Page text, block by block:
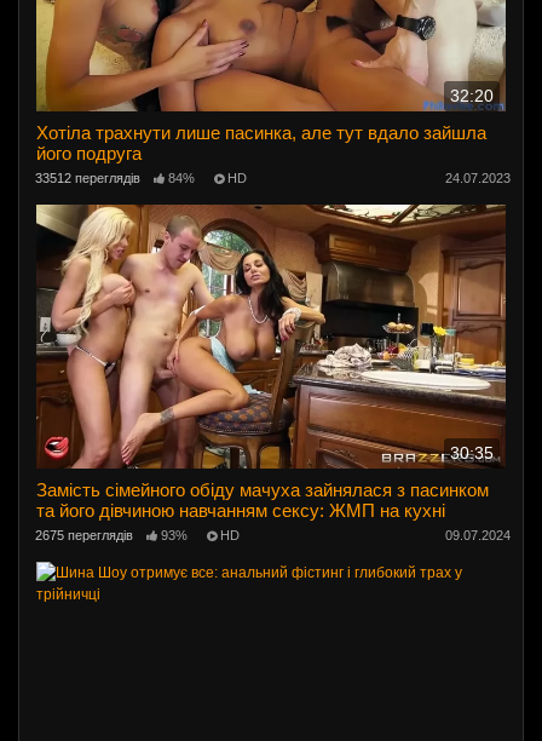
32:20
Хотіла трахнути лише пасинка, але тут вдало зайшла
його подруга
33512 переглядів 84% HD 24.07.2023
30:35
Замість сімейного обіду мачуха зайнялася з пасинком
та його дівчиною навчанням сексу: ЖМП на кухні
2675 переглядів 93% HD 09.07.2024